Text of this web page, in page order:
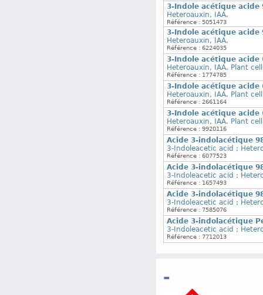
3-Indole acétique acide
Heteroauxin, IAA.
Référence : 5051473
3-Indole acétique acide
Heteroauxin, IAA.
Référence : 6224035
3-Indole acétique
Heteroauxin, IAA. Plant
Référence : 1774785
3-Indole acétique
Heteroauxin, IAA. Plant
Référence : 2661164
3-Indole acétique
Heteroauxin, IAA. Plant
Référence : 9920116
Acide 3-indolacétique
3-Indoleacetic acid ;
Référence : 6077523
Acide 3-indolacétique
3-Indoleacetic acid ;
Référence : 1657493
Acide 3-indolacétique
3-Indoleacetic acid ;
Référence : 7585076
Acide 3-indolacétique
3-Indoleacetic acid ;
Référence : 7712013
-